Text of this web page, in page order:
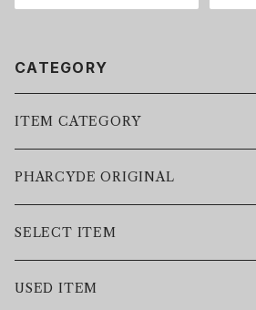
CATEGORY
ITEM CATEGORY
LEATHER JACKET
JACKET
VEST
PHARCYDE ORIGINAL
SELECT ITEM
USED ITEM